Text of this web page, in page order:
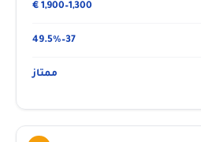
1,300–1,900 €
37–49.5%
ممتاز